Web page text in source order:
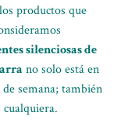
productos que
silenciosas de
no solo está en
semana; también